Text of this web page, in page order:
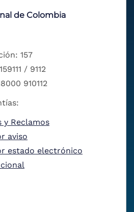
de Colombia
157
/ 9112
910112
y Reclamos
aviso
estado electrónico